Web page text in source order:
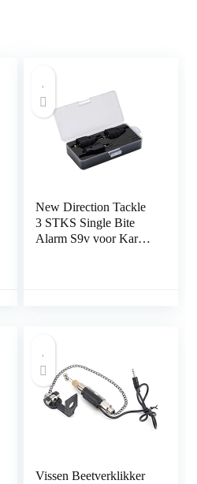
New Direction Tackle
3 STKS Single Bite
Alarm S9v voor Karper
Vissen Beetverklikker